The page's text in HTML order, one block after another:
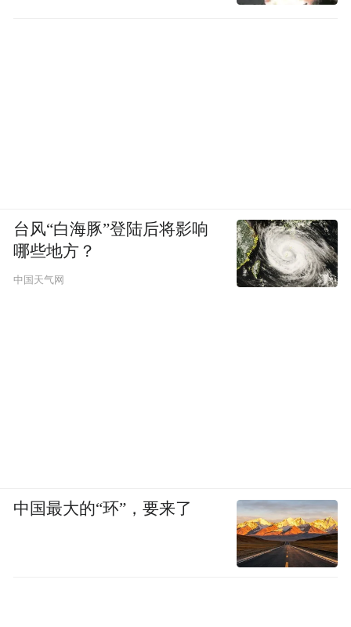
台风“白海豚”登陆后将影响
哪些地方？
中国天气网
中国最大的“环”，要来了